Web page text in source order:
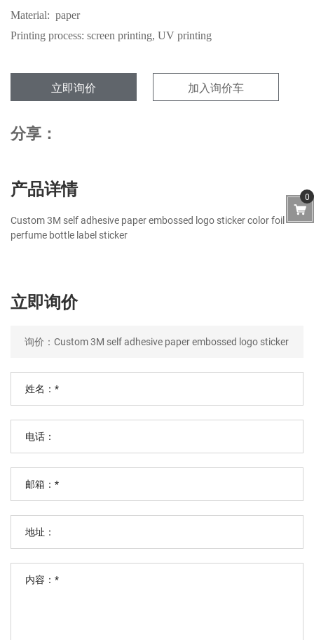
Material: paper
Printing process: screen printing, UV printing
立即询价 加入询价车
分享：
产品详情
Custom 3M self adhesive paper embossed logo sticker color foil
perfume bottle label sticker
立即询价
0